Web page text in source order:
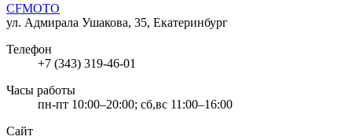
CFMOTO
ул. Адмирала Ушакова, 35, Екатеринбург
Телефон
+7 (343) 319-46-01
Часы работы
пн-пт 10:00–20:00; сб,вс 11:00–16:00
Сайт